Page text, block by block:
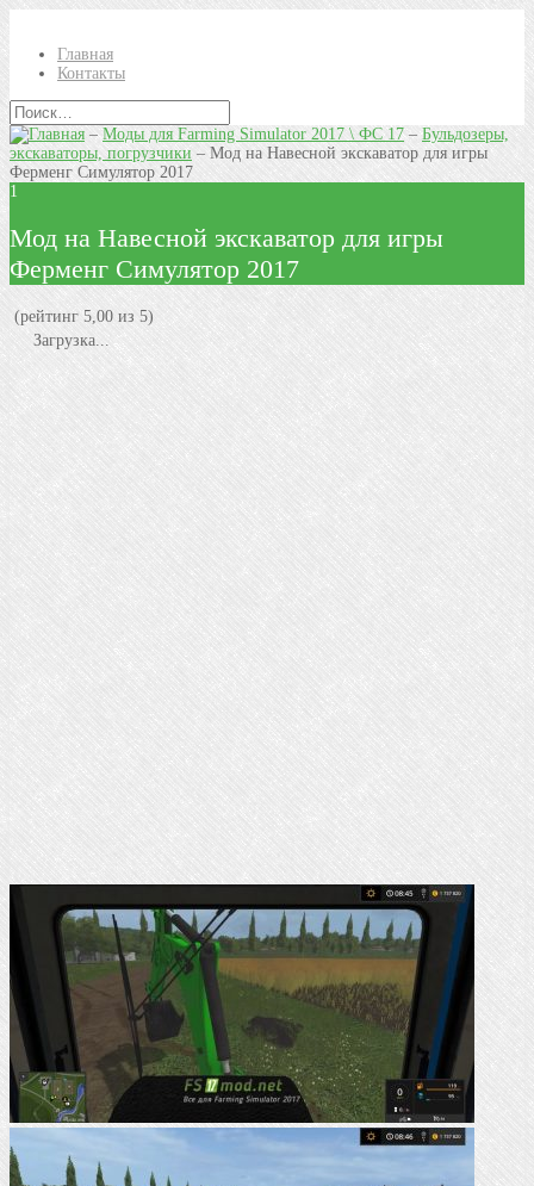
Главная
Контакты
–Моды для Farming Simulator 2017 \ ФС 17– Бульдозеры,
экскаваторы, погрузчики – Мод на Навесной экскаватор для игры
Ферменг Симулятор 2017
1
Мод на Навесной экскаватор для игры
Ферменг Симулятор 2017
(рейтинг 5,00 из 5)
Загрузка...